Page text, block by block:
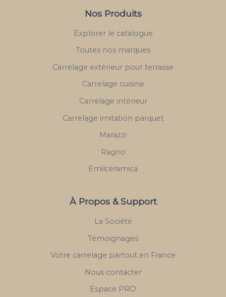
Nos Produits
Explorer le catalogue
Toutes nos marques
Carrelage extérieur pour terrasse
Carrelage cuisine
Carrelage intérieur
Carrelage imitation parquet
Marazzi
Ragno
Emilceramica
À Propos & Support
La Société
Témoignages
Votre carrelage partout en France
Nous contacter
Espace PRO